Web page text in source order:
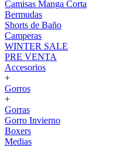
Camisas Manga Corta
Bermudas
Shorts de Baño
Camperas
WINTER SALE
PRE VENTA
Accesorios
+
Gorros
+
Gorras
Gorro Invierno
Boxers
Medias